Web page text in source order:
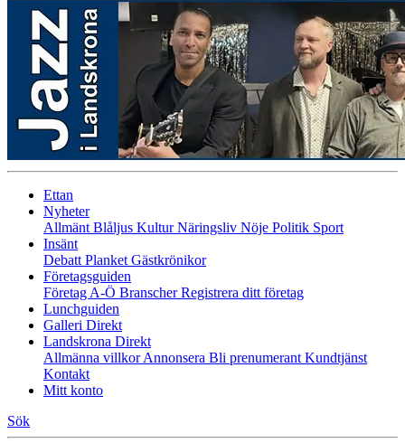
Ettan
Nyheter
Allmänt Blåljus KulturNäringsliv Nöje Politik Sport
Insänt
Debatt Planket Gästkrönikor
Företagsguiden
Företag A-Ö BranscherRegistrera ditt företag
Lunchguiden
Galleri Direkt
Landskrona Direkt
Allmänna villkorAnnonsera Bli prenumerant Kundtjänst
Kontakt
Mitt konto
Sök